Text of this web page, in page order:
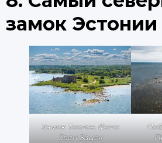
замок Эстонии
Замок Тоолсе. Фото:
Свен Зацек